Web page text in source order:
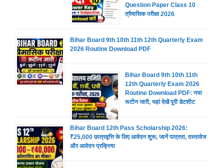
Question Paper Class 10
त्रैमासिक परीक्षा 2026
Bihar Board 9th 10th 11th 12th Quarterly Exam
2026 Routine Download PDF
Bihar Board 9th 10th 11th
12th Quarterly Exam 2026
Routine Download PDF: नया
रूटीन जारी, यहां देखें पूरी डेटशीट
Bihar Board 12th Pass Scholarship 2026:
₹25,000 छात्रवृत्ति के लिए आवेदन शुरू, जानें पात्रता, दस्तावेज
और आवेदन प्रक्रिया